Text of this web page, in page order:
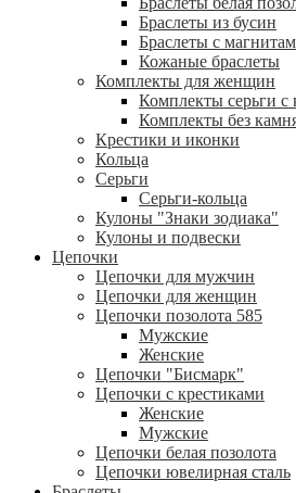
Браслеты из бусин
Браслеты с
Кожаные браслеты
Комплекты для женщин
Комплекты серьги с
Комплекты без
Крестики и иконки
Кольца
Серьги
Серьги-кольца
Кулоны "Знаки зодиака"
Кулоны и подвески
Цепочки
Цепочки для мужчин
Цепочки для женщин
Цепочки позолота 585
Мужские
Женские
Цепочки "Бисмарк"
Цепочки с крестиками
Женские
Мужские
Цепочки белая позолота
Цепочки ювелирная сталь